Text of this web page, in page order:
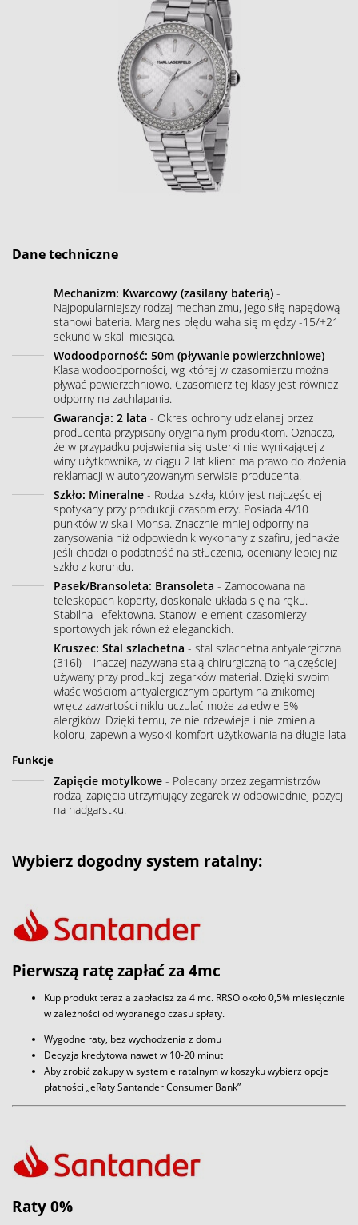
Dane techniczne
Mechanizm: Kwarcowy (zasilany baterią) -
Najpopularniejszy rodzaj mechanizmu, jego siłę napędową
stanowi bateria. Margines błędu waha się między -15/+21
sekund w skali miesiąca.
Wodoodporność: 50m (pływanie powierzchniowe) -
Klasa wodoodporności, wg której w czasomierzu można
pływać powierzchniowo. Czasomierz tej klasy jest również
odporny na zachlapania.
Gwarancja: 2 lata - Okres ochrony udzielanej przez
producenta przypisany oryginalnym produktom. Oznacza,
że w przypadku pojawienia się usterki nie wynikającej z
winy użytkownika, w ciągu 2 lat klient ma prawo do złożenia
reklamacji w autoryzowanym serwisie producenta.
Szkło: Mineralne - Rodzaj szkła, który jest najczęściej
spotykany przy produkcji czasomierzy. Posiada 4/10
punktów w skali Mohsa. Znacznie mniej odporny na
zarysowania niż odpowiednik wykonany z szafiru, jednakże
jeśli chodzi o podatność na stłuczenia, oceniany lepiej niż
szkło z korundu.
Pasek/Bransoleta: Bransoleta - Zamocowana na
teleskopach koperty, doskonale układa się na ręku.
Stabilna i efektowna. Stanowi element czasomierzy
sportowych jak również eleganckich.
Kruszec: Stal szlachetna - stal szlachetna antyalergiczna
(316l) – inaczej nazywana stalą chirurgiczną to najczęściej
używany przy produkcji zegarków materiał. Dzięki swoim
właściwościom antyalergicznym opartym na znikomej
wręcz zawartości niklu uczulać może zaledwie 5%
alergików. Dzięki temu, że nie rdzewieje i nie zmienia
koloru, zapewnia wysoki komfort użytkowania na długie lata
Funkcje
Zapięcie motylkowe - Polecany przez zegarmistrzów
rodzaj zapięcia utrzymujący zegarek w odpowiedniej pozycji
na nadgarstku.
Wybierz dogodny system ratalny:
Pierwszą ratę zapłać za 4mc
Kup produkt teraz a zapłacisz za 4 mc. RRSO około 0,5% miesięcznie
w zależności od wybranego czasu spłaty.
Wygodne raty, bez wychodzenia z domu
Decyzja kredytowa nawet w 10-20 minut
Aby zrobić zakupy w systemie ratalnym w koszyku wybierz opcje
płatności „eRaty Santander Consumer Bank”
Raty 0%